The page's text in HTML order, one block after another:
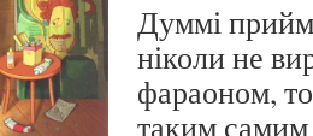
Думмі
ніколи не
фараоном,
таким